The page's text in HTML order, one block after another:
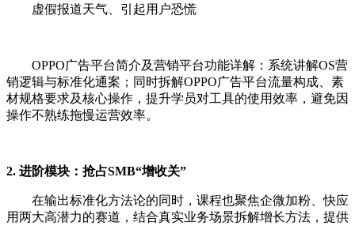
虚假报道天气、引起用户恐慌
OPPO广告平台简介及营销平台功能详解：系统讲解OS营
销逻辑与标准化通案；同时拆解OPPO广告平台流量构成、素
材规格要求及核心操作，提升学员对工具的使用效率，避免因
操作不熟练拖慢运营效率。
2. 进阶模块：抢占SMB“增收关”
在输出标准化方法论的同时，课程也聚焦企微加粉、快应
用两大高潜力的赛道，结合真实业务场景拆解增长方法，提供